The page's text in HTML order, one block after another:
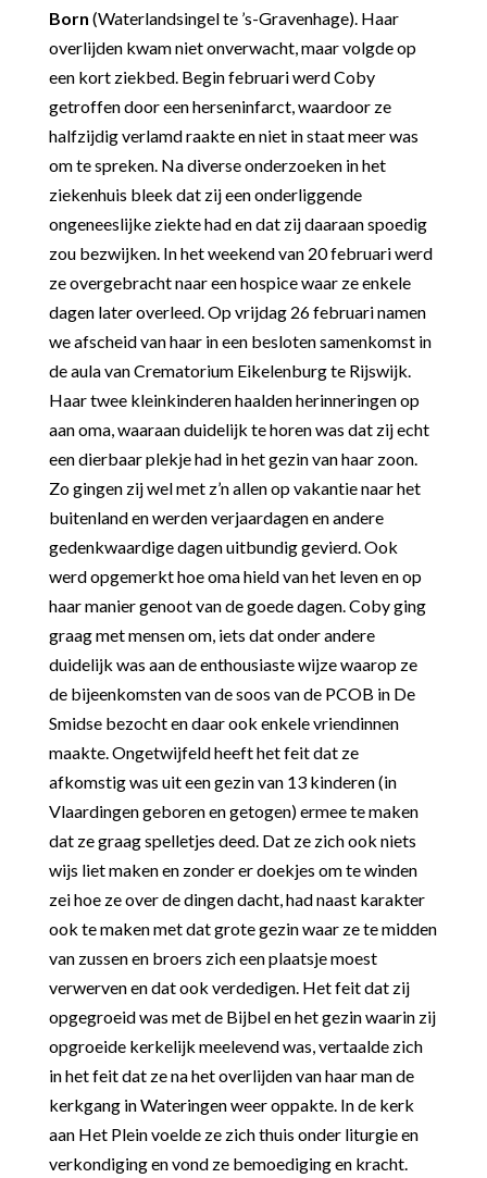
Born (Waterlandsingel te ’s-Gravenhage). Haar
overlijden kwam niet onverwacht, maar volgde op
een kort ziekbed. Begin februari werd Coby
getroffen door een herseninfarct, waardoor ze
halfzijdig verlamd raakte en niet in staat meer was
om te spreken. Na diverse onderzoeken in het
ziekenhuis bleek dat zij een onderliggende
ongeneeslijke ziekte had en dat zij daaraan spoedig
zou bezwijken. In het weekend van 20 februari werd
ze overgebracht naar een hospice waar ze enkele
dagen later overleed. Op vrijdag 26 februari namen
we afscheid van haar in een besloten samenkomst in
de aula van Crematorium Eikelenburg te Rijswijk.
Haar twee kleinkinderen haalden herinneringen op
aan oma, waaraan duidelijk te horen was dat zij echt
een dierbaar plekje had in het gezin van haar zoon.
Zo gingen zij wel met z’n allen op vakantie naar het
buitenland en werden verjaardagen en andere
gedenkwaardige dagen uitbundig gevierd. Ook
werd opgemerkt hoe oma hield van het leven en op
haar manier genoot van de goede dagen. Coby ging
graag met mensen om, iets dat onder andere
duidelijk was aan de enthousiaste wijze waarop ze
de bijeenkomsten van de soos van de PCOB in De
Smidse bezocht en daar ook enkele vriendinnen
maakte. Ongetwijfeld heeft het feit dat ze
afkomstig was uit een gezin van 13 kinderen (in
Vlaardingen geboren en getogen) ermee te maken
dat ze graag spelletjes deed. Dat ze zich ook niets
wijs liet maken en zonder er doekjes om te winden
zei hoe ze over de dingen dacht, had naast karakter
ook te maken met dat grote gezin waar ze te midden
van zussen en broers zich een plaatsje moest
verwerven en dat ook verdedigen. Het feit dat zij
opgegroeid was met de Bijbel en het gezin waarin zij
opgroeide kerkelijk meelevend was, vertaalde zich
in het feit dat ze na het overlijden van haar man de
kerkgang in Wateringen weer oppakte. In de kerk
aan Het Plein voelde ze zich thuis onder liturgie en
verkondiging en vond ze bemoediging en kracht.